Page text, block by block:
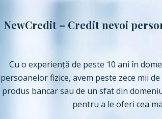
NewCredit – Credit nevoi
Cu o experiență de peste 10 ani în
persoanelor fizice, avem peste zece mii
produs bancar sau de un sfat din
pentru a le oferi cea